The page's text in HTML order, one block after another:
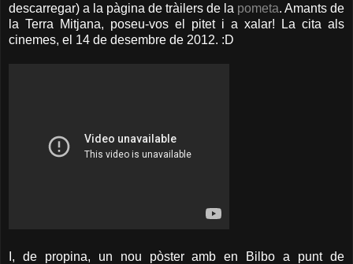
descarregar) a la pàgina de tràilers de la pometa. Amants de
la Terra Mitjana, poseu-vos el pitet i a xalar! La cita als
cinemes, el 14 de desembre de 2012. :D
I, de propina, un nou pòster amb en Bilbo a punt de